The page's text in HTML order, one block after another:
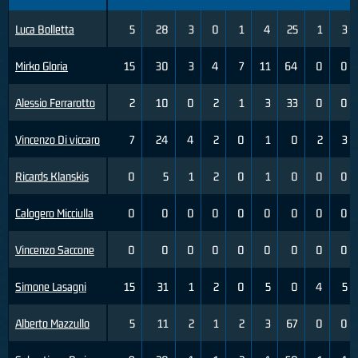
Luca Bolletta
Mirko Gloria
Alessio Ferrarotto
Vincenzo Di viccaro
Ricards Klanskis
Calogero Micciulla
Vincenzo Saccone
Simone Lasagni
Alberto Mazzullo
5 28 3 0 1 4 25 1 3
15 30 3 4 7 11 64 0 0
2 10 0 2 1 3 33 0 0
7 24 4 2 0 1 0 2 3
0 5 1 2 0 1 0 0 0
0 0 0 0 0 0 0 0 0
0 0 0 0 0 0 0 0 0
15 31 1 2 0 5 0 4 5
5 11 2 1 2 3 67 0 0